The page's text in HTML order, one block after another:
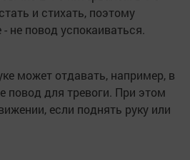
и стихать, поэтому
не повод успокаиваться.
может отдавать, например, в
повод для тревоги. При этом
если поднять руку или